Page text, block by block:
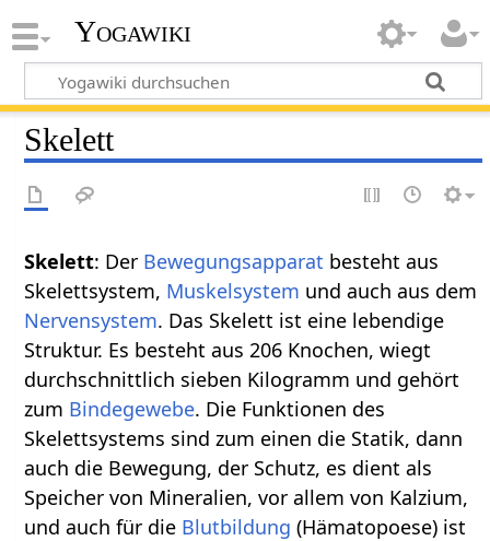
Yogawiki
Skelett
Skelett: Der Bewegungsapparat besteht aus
Skelettsystem, Muskelsystem und auch aus dem
Nervensystem. Das Skelett ist eine lebendige
Struktur. Es besteht aus 206 Knochen, wiegt
durchschnittlich sieben Kilogramm und gehört
zum Bindegewebe. Die Funktionen des
Skelettsystems sind zum einen die Statik, dann
auch die Bewegung, der Schutz, es dient als
Speicher von Mineralien, vor allem von Kalzium,
und auch für die Blutbildung (Hämatopoese) ist